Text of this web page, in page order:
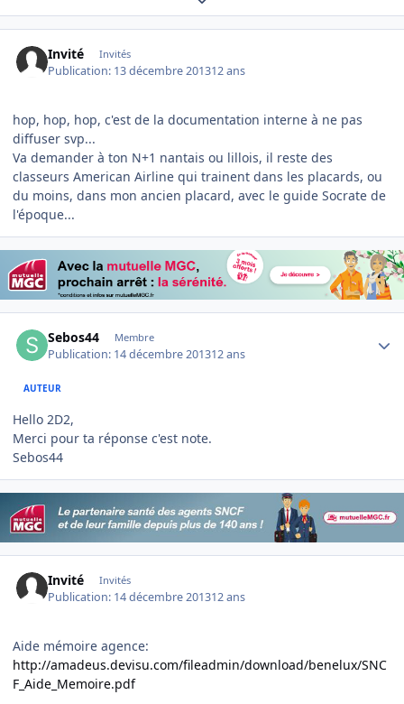
Invité Invités
Publication: 13 décembre 201312 ans
hop, hop, hop, c'est de la documentation interne à ne pas
diffuser svp...
Va demander à ton N+1 nantais ou lillois, il reste des
classeurs American Airline qui trainent dans les placards, ou
du moins, dans mon ancien placard, avec le guide Socrate de
l'époque...
Sebos44 Membre
Publication: 14 décembre 201312 ans
AUTEUR
Hello 2D2,
Merci pour ta réponse c'est note.
Sebos44
Invité Invités
Publication: 14 décembre 201312 ans
Aide mémoire agence:
http://amadeus.devisu.com/fileadmin/download/benelux/SNC
F_Aide_Memoire.pdf